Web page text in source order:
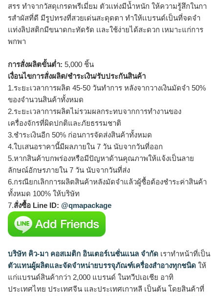
สรร ทำจากวัสดุเกรดพรีเมี่ยม ตัวเเท่งมีน้ำหนัก ให้ความรู้สึกในกา
รสำผัสที่ดี มีรูปทรงที่สวยเด่นสะดุดตา ทำให้เเบรนด์เป็นที่จดจำ
เเท่งลิปสติกมีขนาดกะทัดรัด เเละใช้ง่ายได้สะดวก เหมาะแก่การ
พกพา
การสั่งผลิตขั้นต่ำ: 5,000 ชิ้น
เงื่อนไขการสั่งผลิต/ชำระเงิน/รับประกันสินค้า
1.ระยะเวลาการผลิต 45-50 วันทำการ หลังจากวางเงินมัดจำ 50%
ของจำนวนสินค้าทั้งหมด
2.ระยะเวลาการผลิตไม่รวมผลกระทบจากการทำงานของ
เครื่องจักรที่ผิดปกติและภัยธรรมชาติ
3.ชำระเงินอีก 50% ก่อนการจัดส่งสินค้าทั้งหมด
4.ใบเสนอราคานี้มีผลภายใน 7 วัน นับจากวันที่ออก
5.หากสินค้าบกพร่องหรือมีปัญหาด้านคุณภาพให้แจ้งเป็นลาย
ลักษณ์อักษรภายใน 7 วัน นับจากวันที่ส่ง
6.กรณียกเลิกการผลิตสินค้าหลังมัดจำแล้วผู้ซื้อต้องชำระค่าสินค้า
ทั้งหมด 100% ให้บริษัท
7.สั่งซื้อ Line ID: @qmapackage
บริษัท คิว-มา คอสเมติก อินเตอร์เนชั่นแนล จำกัด เราทำหน้าที่เป็น
ตัวแทนผู้ผลิตและจัดจำหน่ายบรรจุภัณฑ์เครื่องสำอางทุกชนิด ให้
แก่แบรนด์สินค้ากว่า 2,000 แบรนด์ ในทวีปเอเชีย อาทิ
ประเทศไทย ประเทศจีน และประเทศเกาหลี เป็นต้น โดยสินค้าที่